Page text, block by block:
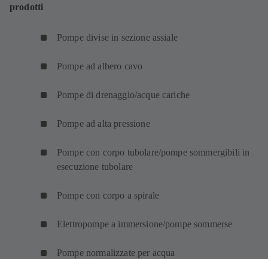
prodotti
Pompe divise in sezione assiale
Pompe ad albero cavo
Pompe di drenaggio/acque cariche
Pompe ad alta pressione
Pompe con corpo tubolare/pompe sommergibili in
esecuzione tubolare
Pompe con corpo a spirale
Elettropompe a immersione/pompe sommerse
Pompe normalizzate per acqua